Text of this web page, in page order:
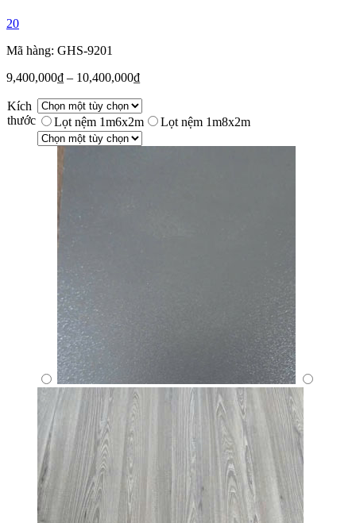
20
Mã hàng: GHS-9201
9,400,000₫ – 10,400,000₫
Kích
thước
Lọt nệm 1m6x2m Lọt nệm 1m8x2m